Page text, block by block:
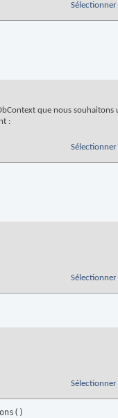
que nous
:
( )